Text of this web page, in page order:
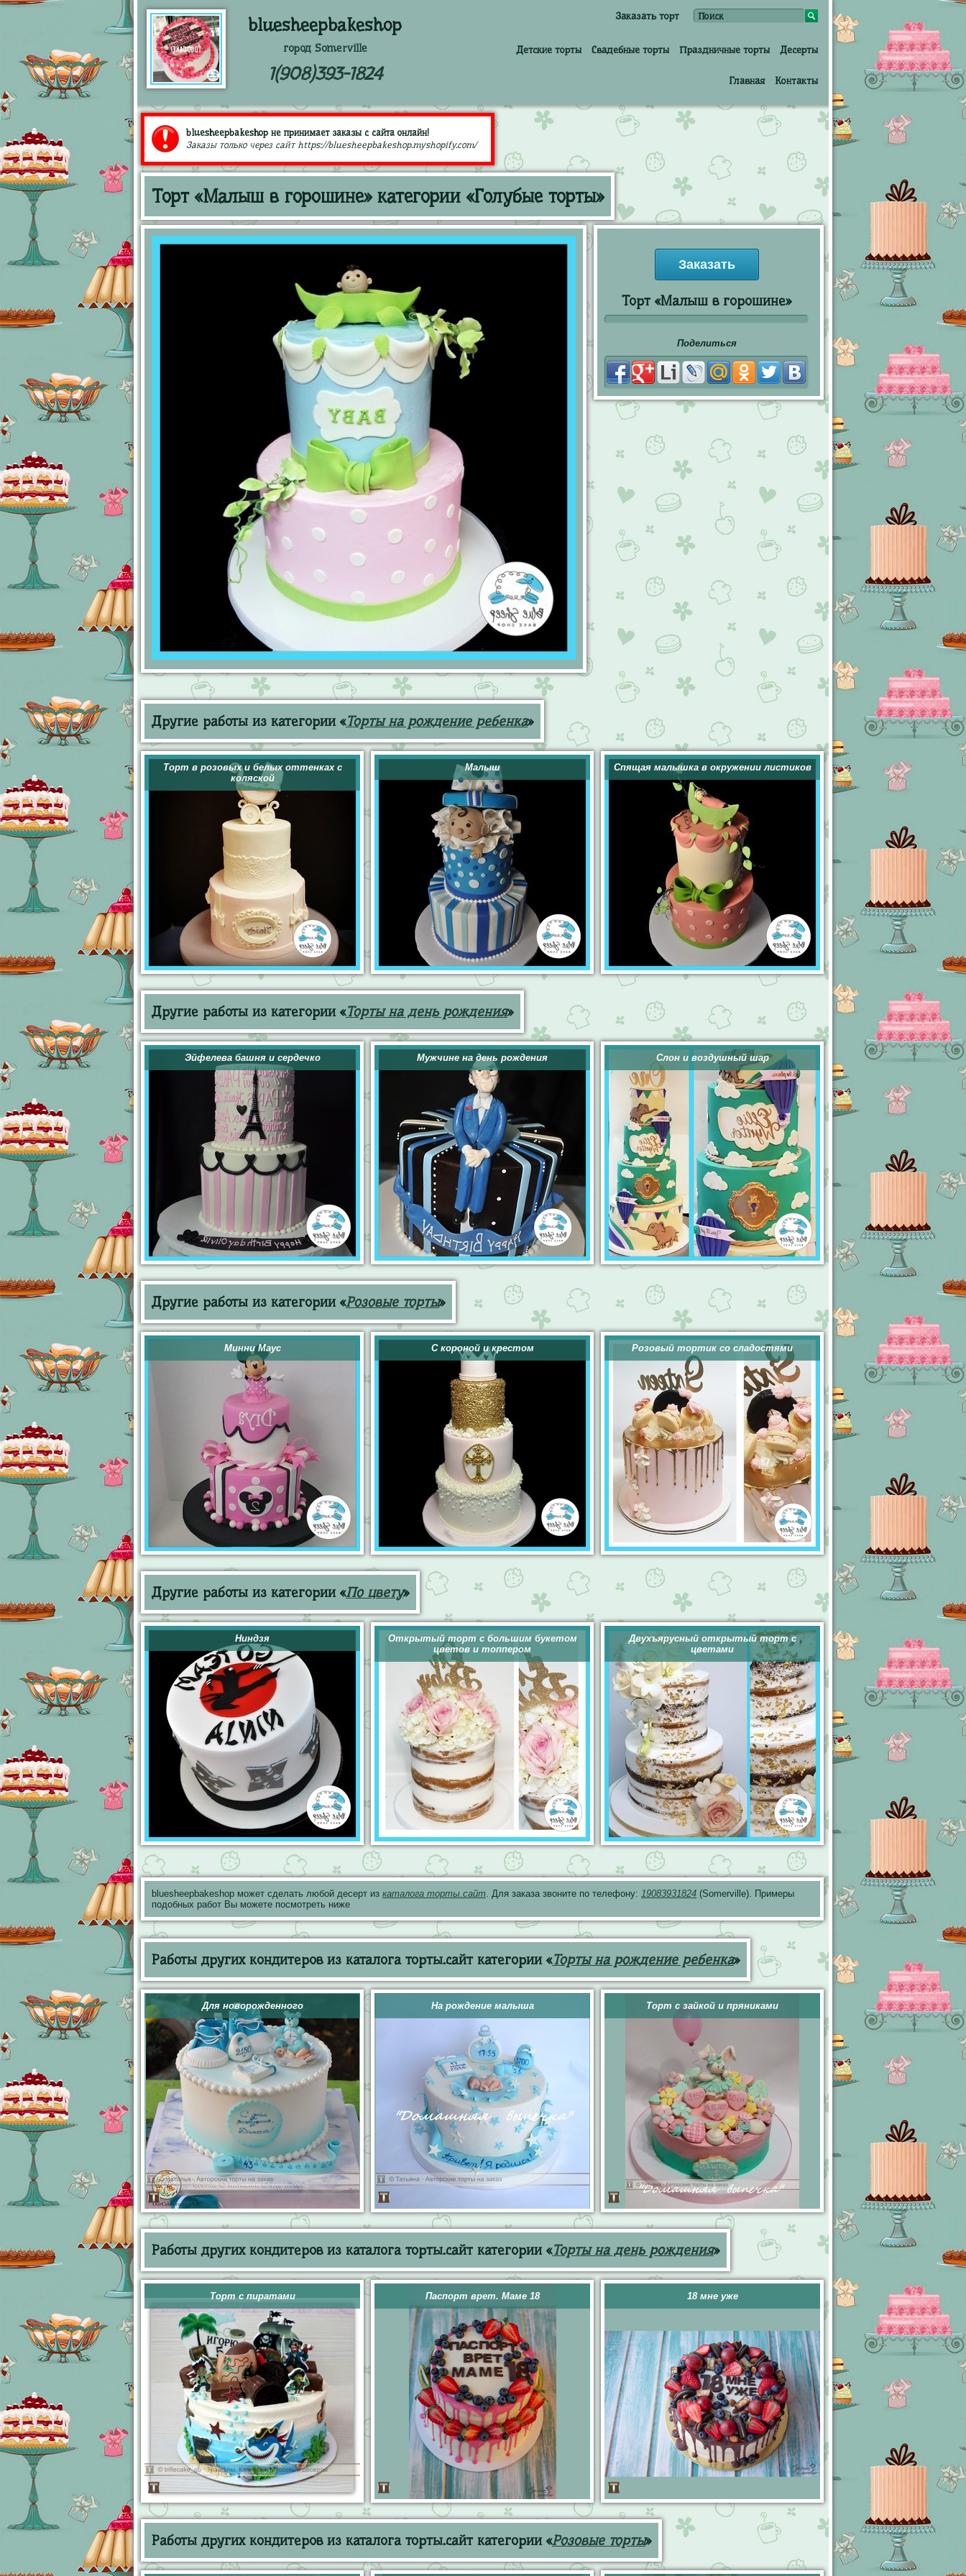
bluesheepbakeshop
город Somerville
1(908)393-1824
Заказать торт
Детские торты Свадебные торты Праздничные торты Десерты
Главная Контакты
bluesheepbakeshop не принимает заказы с сайта онлайн!
Заказы только через сайт https://bluesheepbakeshop.myshopify.com/
Торт «Малыш в горошине» категории «Голубые торты»
Заказать
Торт «Малыш в горошине»
Поделиться
Другие работы из категории «Торты на рождение ребенка»
Торт в розовых и белых оттенках с
коляской
Малыш Спящая малышка в окружении листиков
Другие работы из категории «Торты на день рождения»
Эйфелева башня и сердечко Мужчине на день рождения Слон и воздушный шар
Другие работы из категории «Розовые торты»
Минни Маус С короной и крестом Розовый тортик со сладостями
Другие работы из категории «По цвету»
Ниндзя
Открытый торт с большим букетом
цветов и топпером
Двухъярусный открытый торт с
цветами
bluesheepbakeshop может сделать любой десерт из каталога торты.сайт. Для заказа звоните по телефону: 19083931824 (Somerville). Примеры
подобных работ Вы можете посмотреть ниже
Работы других кондитеров из каталога торты.сайт категории «Торты на рождение ребенка»
Для новорожденного На рождение малыша Торт с зайкой и пряниками
Работы других кондитеров из каталога торты.сайт категории «Торты на день рождения»
Торт с пиратами Паспорт врет. Маме 18 18 мне уже
Работы других кондитеров из каталога торты.сайт категории «Розовые торты»